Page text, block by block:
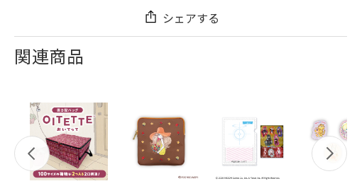
シェアする
関連商品